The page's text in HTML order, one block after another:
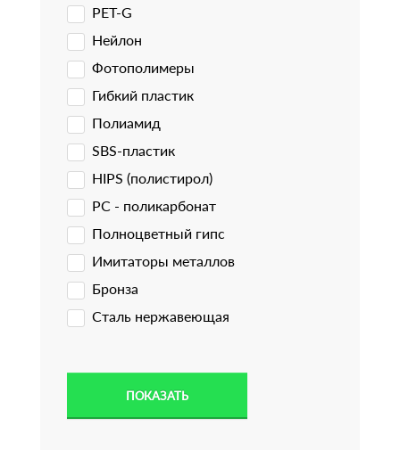
PET-G
Нейлон
Фотополимеры
Гибкий пластик
Полиамид
SBS-пластик
HIPS (полистирол)
PC - поликарбонат
Полноцветный гипс
Имитаторы металлов
Бронза
Сталь нержавеющая